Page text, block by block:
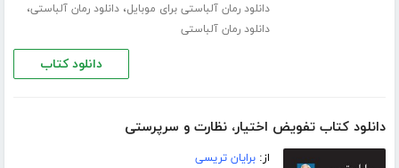
دانلود رمان آلباستی برای موبایل،دانلود رمان آلباستی،
دانلود رمان آلباستی
دانلود کتاب
دانلود کتاب تفویض اختیار، نظارت و سرپرستی
از:برایان تریسی